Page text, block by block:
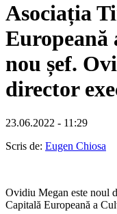
Asociația
nou șef.
director
23.06.2022 - 11:29
Scris de: Eugen Chiosa
Ovidiu Megan este noul
Capitală Europeană a